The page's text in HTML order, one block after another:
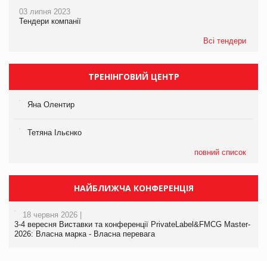
03 липня 2023
Тендери компанії
Всі тендери
ТРЕНІНГОВИЙ ЦЕНТР
Яна Олентир
Тетяна Ільєнко
повний список
НАЙБЛИЖЧА КОНФЕРЕНЦІЯ
18 червня 2026 |
3-4 вересня Виставки та конференції PrivateLabel&FMCG Master-
2026: Власна марка - Власна перевага